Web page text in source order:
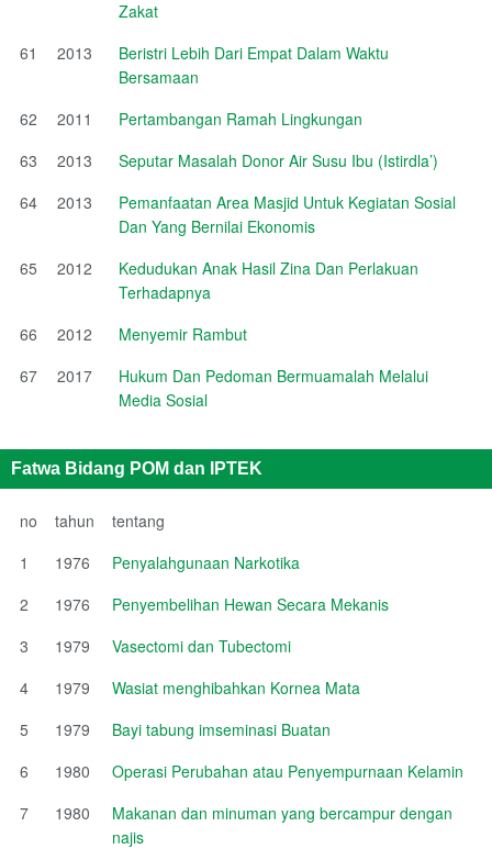
Zakat
61
2013
Beristri Lebih Dari Empat Dalam Waktu
Bersamaan
62
2011
Pertambangan Ramah Lingkungan
63
2013
Seputar Masalah Donor Air Susu Ibu (Istirdla’)
64
2013
Pemanfaatan Area Masjid Untuk Kegiatan Sosial
Dan Yang Bernilai Ekonomis
65
2012
Kedudukan Anak Hasil Zina Dan Perlakuan
Terhadapnya
66
2012
Menyemir Rambut
67
2017
Hukum Dan Pedoman Bermuamalah Melalui
Media Sosial
Fatwa Bidang POM dan IPTEK
no tahun
tentang
1
1976
Penyalahgunaan Narkotika
2
1976
Penyembelihan Hewan Secara Mekanis
3
1979
Vasectomi dan Tubectomi
4
1979
Wasiat menghibahkan Kornea Mata
5
1979
Bayi tabung imseminasi Buatan
6
1980
Operasi Perubahan atau Penyempurnaan Kelamin
7
1980
Makanan dan minuman yang bercampur dengan
najis